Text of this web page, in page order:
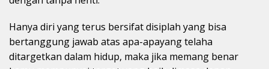
Hanya diri yang terus bersifat disiplah yang bisa
bertanggung jawab atas apa-apayang telaha
ditargetkan dalam hidup, maka jika memang benar